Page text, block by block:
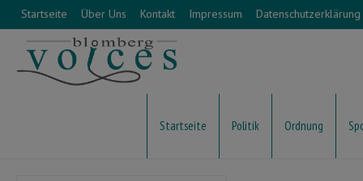
Startseite Über Uns Kontakt Impressum Datenschutzerklärung
Startseite Politik Ordnung